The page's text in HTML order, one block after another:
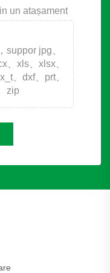
un atașament
suppor jpg、
、xls、xlsx、
、dxf、prt、
zip